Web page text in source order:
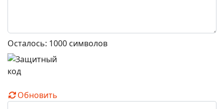
Осталось: 1000 символов
Обновить